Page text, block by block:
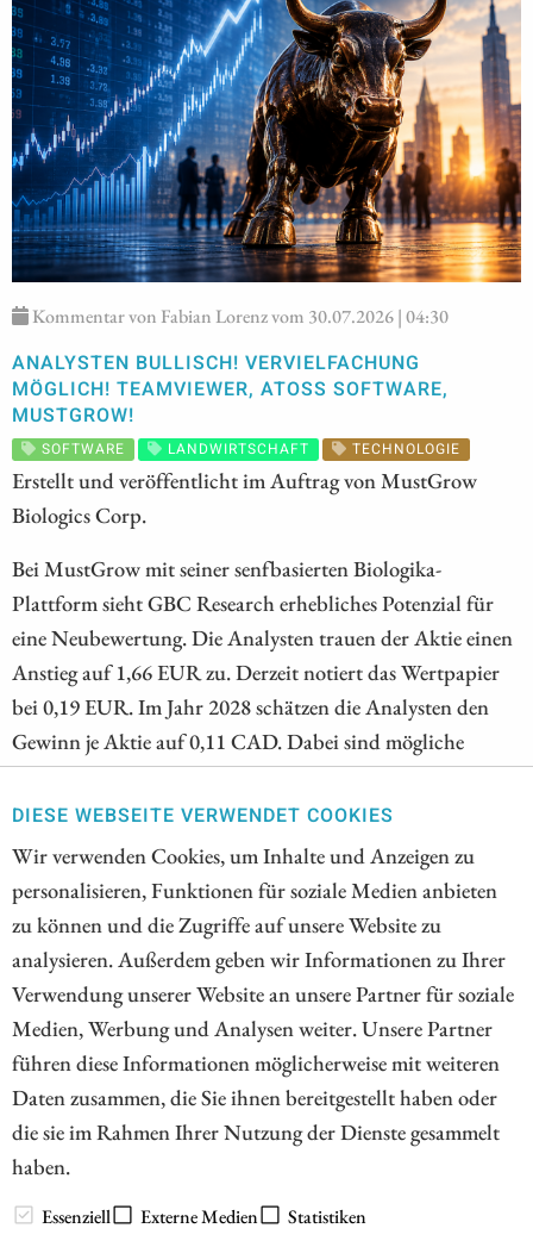
DIESE WEBSEITE VERWENDET COOKIES
Wir verwenden Cookies, um Inhalte und Anzeigen zu
personalisieren, Funktionen für soziale Medien anbieten
zu können und die Zugriffe auf unsere Website zu
analysieren. Außerdem geben wir Informationen zu Ihrer
Verwendung unserer Website an unsere Partner für soziale
Medien, Werbung und Analysen weiter. Unsere Partner
führen diese Informationen möglicherweise mit weiteren
Daten zusammen, die Sie ihnen bereitgestellt haben oder
die sie im Rahmen Ihrer Nutzung der Dienste gesammelt
haben.
Essenziell Externe Medien Statistiken
Kommentar von Fabian Lorenz vom 30.07.2026 | 04:30
ANALYSTEN BULLISCH! VERVIELFACHUNG
MÖGLICH! TEAMVIEWER, ATOSS SOFTWARE,
MUSTGROW!
SOFTWARE LANDWIRTSCHAFT TECHNOLOGIE
Erstellt und veröffentlicht im Auftrag von MustGrow
Biologics Corp.
Bei MustGrow mit seiner senfbasierten Biologika-
Plattform sieht GBC Research erhebliches Potenzial für
eine Neubewertung. Die Analysten trauen der Aktie einen
Anstieg auf 1,66 EUR zu. Derzeit notiert das Wertpapier
bei 0,19 EUR. Im Jahr 2028 schätzen die Analysten den
Gewinn je Aktie auf 0,11 CAD. Dabei sind mögliche
Gewinne aus der Kooperation mit Bayer noch nicht
enthalten. Bei TeamViewer sehen Analysten im zweiten
Quartal 2026 erste operative Fortschritte. Insbesondere das
Geschäft mit Großkunden habe Potenzial. Doch es gibt
auch kritischere Stimmen zum deutschen
Softwareunternehmen. Bei Atoss Software sind Analysten
bullisch. Kann die Aktie auf 135 EUR steigen?
ZUM KOMMENTAR
zu ESG bewussten Unternehmen aus allen Teilen der Welt